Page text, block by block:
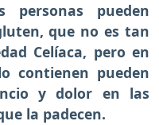
pueden
que no es tan
Celíaca, pero en
contienen pueden
y dolor en las
la padecen.